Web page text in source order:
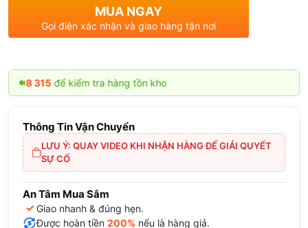
MUA NGAY
Gọi điện xác nhận và giao hàng tận nơi
để kiểm tra hàng tồn kho
Thông Tin Vận Chuyển
LƯU Ý: QUAY VIDEO KHI NHẬN HÀNG ĐỂ GIẢI QUYẾT
SỰ CỐ
An Tâm Mua Sắm
✓ Giao nhanh & đúng hẹn.
Được hoàn tiền 200% nếu là hàng giả.